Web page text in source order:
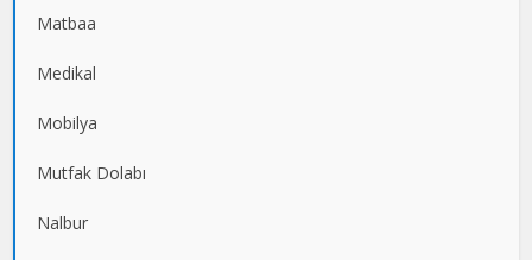
Matbaa
Medikal
Mobilya
Mutfak Dolabı
Nalbur